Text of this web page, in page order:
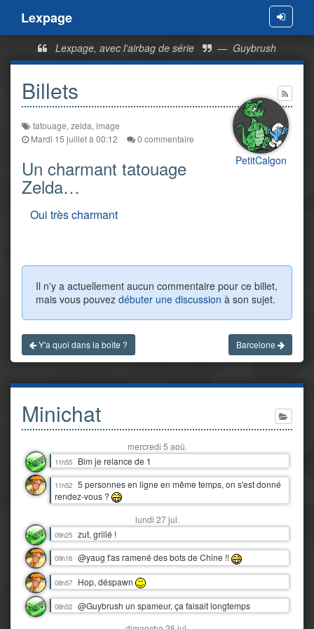
Menu
Lexpage
Lexpage, avec l'airbag de série — Guybrush
Billets
PetitCalgon
tatouage, zelda, image
Mardi 15 juillet à 00:12
0 commentaire
Un charmant tatouage
Zelda…
Oui très charmant
Il n'y a actuellement aucun commentaire pour ce billet,
mais vous pouvez débuter une discussion à son sujet.
Y'a quoi dans la boîte ? Barcelone
Minichat
mercredi 5 aoû.
11h55 Bim je relance de 1
11h52 5 personnes en ligne en même temps, on s'est donné
rendez-vous ?
lundi 27 jul.
09h25 zut, grillé !
09h16 @yaug t'as ramené des bots de Chine !!
08h57 Hop, déspawn
08h52 @Guybrush un spameur, ça faisait longtemps